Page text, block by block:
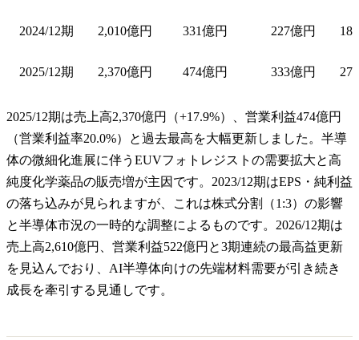
2024/12期 2,010億円 331億円 227億円
2025/12期 2,370億円 474億円 333億円
2025/12期は売上高2,370億円（+17.9%）、営業利益474億円
（営業利益率20.0%）と過去最高を大幅更新しました。半導
体の微細化進展に伴うEUVフォトレジストの需要拡大と高
純度化学薬品の販売増が主因です。2023/12期はEPS・純利益
の落ち込みが見られますが、これは株式分割（1:3）の影響
と半導体市況の一時的な調整によるものです。2026/12期は
売上高2,610億円、営業利益522億円と3期連続の最高益更新
を見込んでおり、AI半導体向けの先端材料需要が引き続き
成長を牽引する見通しです。